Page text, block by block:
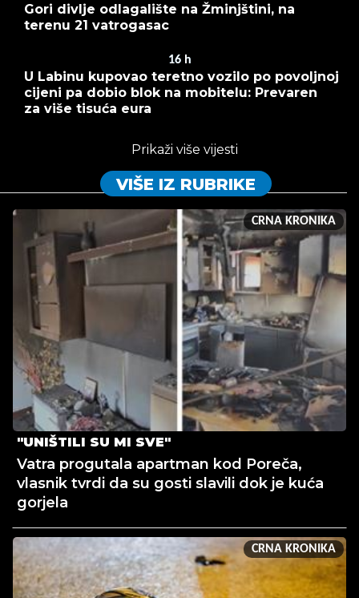
Gori divlje odlagalište na Žminjštini, na
terenu 21 vatrogasac
16 h
U Labinu kupovao teretno vozilo po povoljnoj
cijeni pa dobio blok na mobitelu: Prevaren
za više tisuća eura
Prikaži više vijesti
VIŠE IZ RUBRIKE
CRNA KRONIKA
"UNIŠTILI SU MI SVE"
Vatra progutala apartman kod Poreča,
vlasnik tvrdi da su gosti slavili dok je kuća
gorjela
CRNA KRONIKA